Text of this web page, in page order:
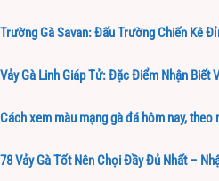
Trường Gà Savan: Đấu Trường Chiến Kê
Vảy Gà Linh Giáp Tử: Đặc Điểm Nhận Biết
Cách xem màu mạng gà đá hôm nay, theo
78 Vảy Gà Tốt Nên Chọi Đầy Đủ Nhất –